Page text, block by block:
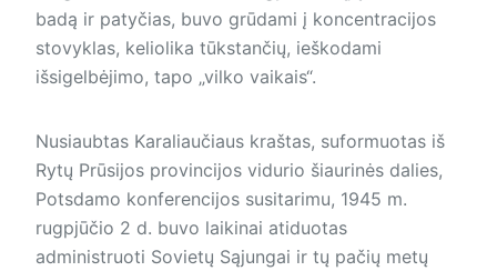
badą ir patyčias, buvo grūdami į koncentracijos
stovyklas, keliolika tūkstančių, ieškodami
išsigelbėjimo, tapo „vilko vaikais“.
Nusiaubtas Karaliaučiaus kraštas, suformuotas iš
Rytų Prūsijos provincijos vidurio šiaurinės dalies,
Potsdamo konferencijos susitarimu, 1945 m.
rugpjūčio 2 d. buvo laikinai atiduotas
administruoti Sovietų Sąjungai ir tų pačių metų